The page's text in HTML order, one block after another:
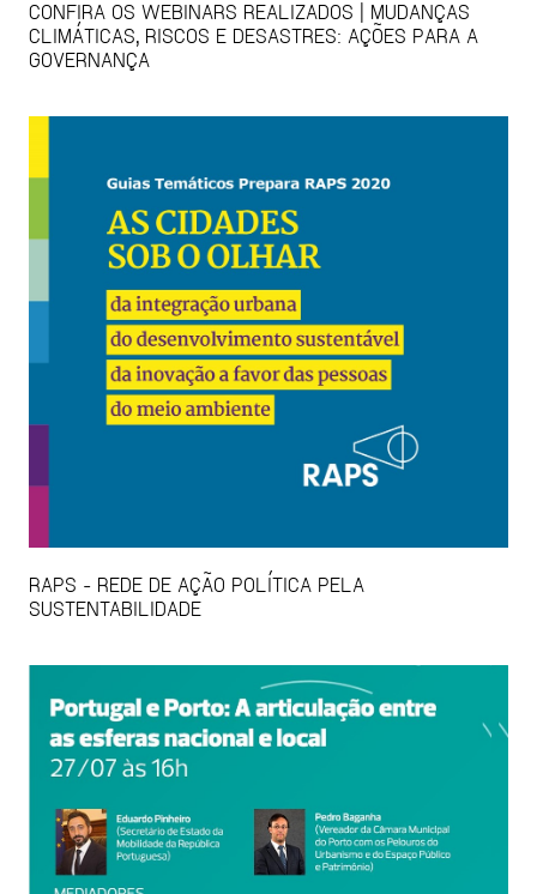
CONFIRA OS WEBINARS REALIZADOS | MUDANÇAS
CLIMÁTICAS, RISCOS E DESASTRES: AÇÕES PARA A
GOVERNANÇA
RAPS - REDE DE AÇÃO POLÍTICA PELA
SUSTENTABILIDADE